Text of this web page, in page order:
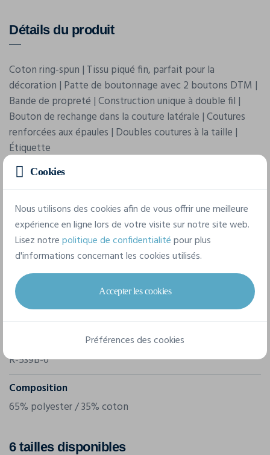
Détails du produit
Coton ring-spun | Tissu piqué fin, parfait pour la
décoration | Patte de boutonnage avec 2 boutons DTM |
Bande de propreté | Construction unique à double fil |
Bouton de rechange dans la couture latérale | Coutures
renforcées aux épaules | Doubles coutures à la taille |
Étiquette
Caractéristiques
Marque
R-539B-0
Composition
65% polyester / 35% coton
6 tailles disponibles
Cookies
Nous utilisons des cookies afin de vous offrir une meilleure
expérience en ligne lors de votre visite sur notre site web.
Lisez notrepolitique de confidentialitépour plus
d'informations concernant les cookies utilisés.
Accepter les cookies
Préférences des cookies